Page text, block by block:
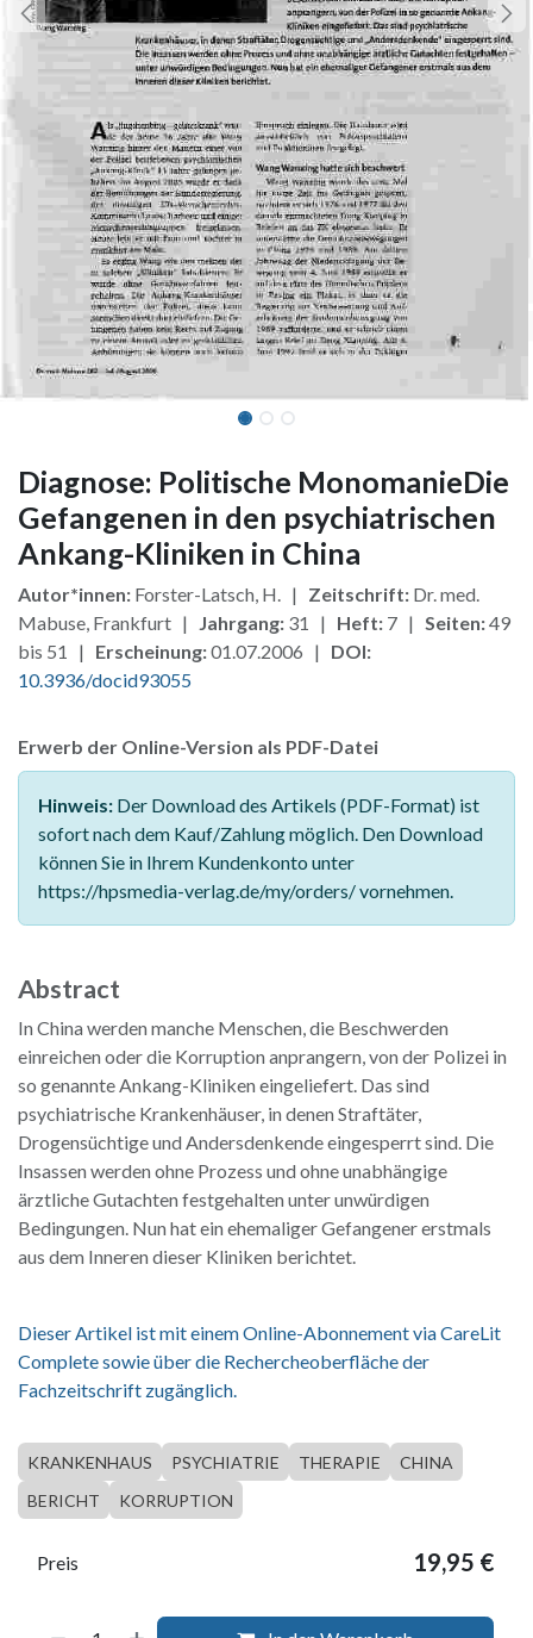
Diagnose: Politische MonomanieDie
Gefangenen in den psychiatrischen
Ankang-Kliniken in China
Autor*innen: Forster-Latsch, H. | Zeitschrift: Dr. med.
Mabuse, Frankfurt | Jahrgang: 31 | Heft: 7 | Seiten:49
bis 51 | Erscheinung:01.07.2006 | DOI:
10.3936/docid93055
Erwerb der Online-Version als PDF-Datei
Hinweis: Der Download des Artikels (PDF-Format) ist
sofort nach dem Kauf/Zahlung möglich. Den Download
können Sie in Ihrem Kundenkonto unter
https://hpsmedia-verlag.de/my/orders/ vornehmen.
Abstract
In China werden manche Menschen, die Beschwerden
einreichen oder die Korruption anprangern, von der Polizei in
so genannte Ankang-Kliniken eingeliefert. Das sind
psychiatrische Krankenhäuser, in denen Straftäter,
Drogensüchtige und Andersdenkende eingesperrt sind. Die
Insassen werden ohne Prozess und ohne unabhängige
ärztliche Gutachten festgehalten unter unwürdigen
Bedingungen. Nun hat ein ehemaliger Gefangener erstmals
aus dem Inneren dieser Kliniken berichtet.
Dieser Artikel ist mit einem Online-Abonnement via CareLit
Complete sowie über die Rechercheoberfläche der
Fachzeitschrift zugänglich.
KRANKENHAUS PSYCHIATRIE THERAPIE
CHINA
BERICHT
KORRUPTION
Preis 19,95 €